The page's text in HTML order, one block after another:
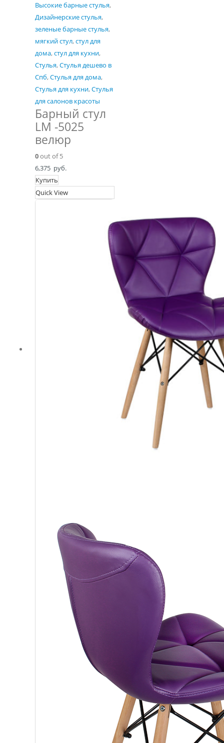
Высокие барные стулья,
Дизайнерские стулья,
зеленые барные стулья,
мягкий стул,стул для
дома,стул для кухни,
Стулья,Стулья дешево в
Спб,Стулья для дома,
Стулья для кухни,Стулья
для салонов красоты
Барный стул
LM -5025
велюр
0out of 5
6,375 руб.
Купить
Quick View